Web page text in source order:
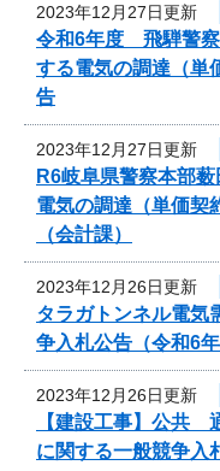
2023年12月27日更新
令和6年度 飛騨警察
する電気の調達（単
告
2023年12月27日更新
R6岐阜県警察本部
電気の調達（単価契
（会計課）
2023年12月26日更新
タラガトンネル電気
争入札公告（令和6年
2023年12月26日更新
【建設工事】公共
に関する一般競争入